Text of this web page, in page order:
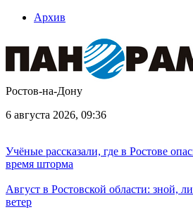
Архив
Ростов-на-Дону
6 августа 2026, 09:36
Учёные рассказали, где в Ростове
время шторма
Август в Ростовской области: зной,
ветер